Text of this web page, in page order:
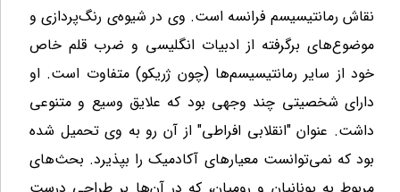
نقاش رمانتیسیسم فرانسه است. وی در شیوه‌ی رنگ‌پردازی و
موضوع‌های برگرفته از ادبیات انگلیسی و ضرب قلم خاص
خود از سایر رمانتیسیسم‌ها (چون ژریکو) متفاوت است. او
دارای شخصیتی چند وجهی بود که علایق وسیع و متنوعی
داشت. عنوان "انقلابی افراطی" از آن رو به وی تحمیل شده
بود که نمی‌توانست معیارهای آکادمیک را بپذیرد. بحث‌های
مربوط به یونانیان و رومیان، که در آن‌ها بر طراحی درست